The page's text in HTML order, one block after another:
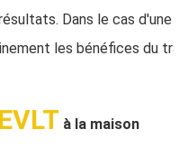
Dans le cas d'une
les bénéfices du
EVLT à la maison